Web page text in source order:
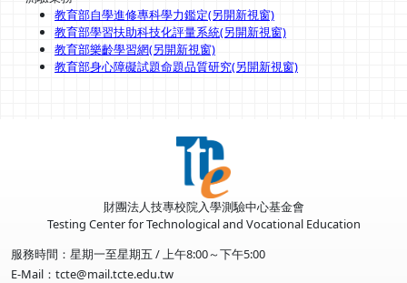
教育部自學進修專科學力鑑定(另開新視窗)
教育部學習扶助科技化評量系統(另開新視窗)
教育部樂齡學習網(另開新視窗)
教育部身心障礙試題命題品質研究(另開新視窗)
財團法人技專校院入學測驗中心基金會
Testing Center for Technological and Vocational Education
服務時間：星期一至星期五 / 上午8:00～下午5:00
E-Mail：tcte@mail.tcte.edu.tw